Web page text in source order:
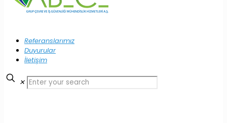
Referanslarımız
Duyurular
İletişim
✕